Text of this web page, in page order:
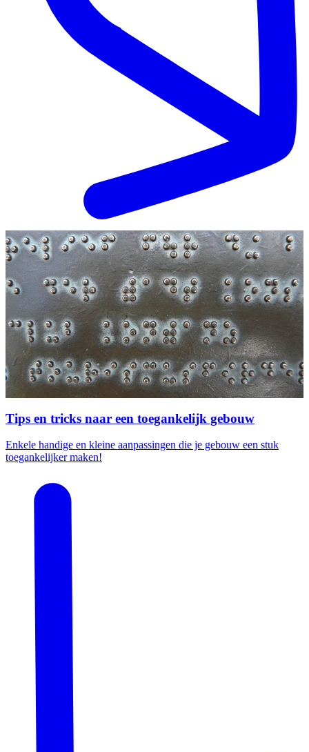
Tips en tricks naar een toegankelijk gebouw
Enkele handige en kleine aanpassingen die je gebouw een stuk
toegankelijker maken!